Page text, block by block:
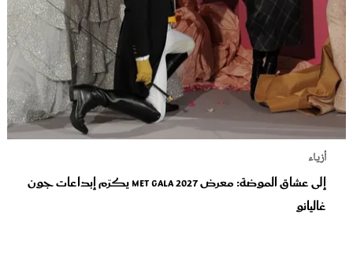
أزياء
إلى عشاق الموضة: معرض Met Gala 2027 يكرّم إبداعات جون
غاليانو